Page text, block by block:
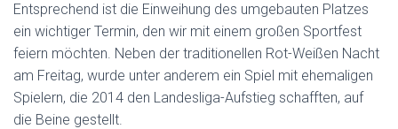
Entsprechend ist die Einweihung des umgebauten Platzes
ein wichtiger Termin, den wir mit einem großen Sportfest
feiern möchten. Neben der traditionellen Rot-Weißen Nacht
am Freitag, wurde unter anderem ein Spiel mit ehemaligen
Spielern, die 2014 den Landesliga-Aufstieg schafften, auf
die Beine gestellt.